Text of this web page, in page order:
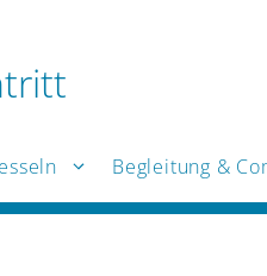
Begleitung &